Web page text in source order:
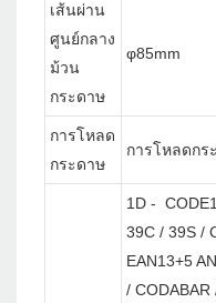
เส้นผ่าน
ศูนย์กลาง
ม้วน
กระดาษ
φ85mm
การโหลด
กระดาษ
การโหลดกร
1D -
39C / 39S /
EAN13+5
/ CODABAR